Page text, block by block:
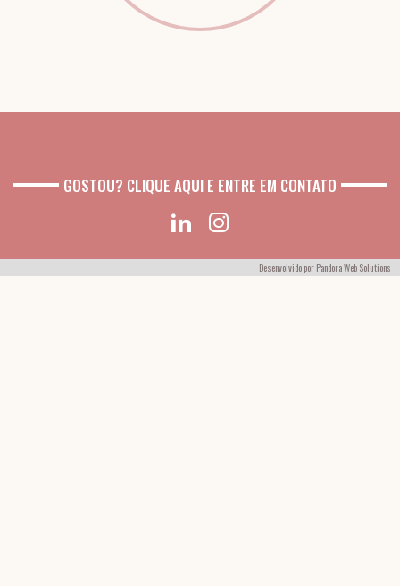
GOSTOU? CLIQUE AQUI E ENTRE EM CONTATO
Desenvolvido por Pandora Web Solutions